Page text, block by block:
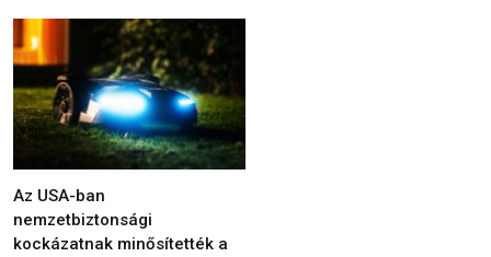
Az USA-ban
nemzetbiztonsági
kockázatnak minősítették a